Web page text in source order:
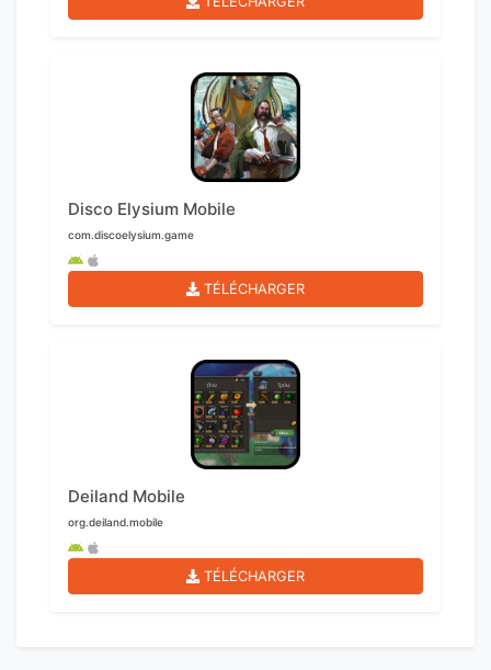
Disco Elysium Mobile
com.discoelysium.game
TÉLÉCHARGER
Deiland Mobile
org.deiland.mobile
TÉLÉCHARGER